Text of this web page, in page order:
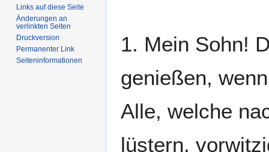
1. Mein Sohn!
genießen,
Alle, welche
lüstern,
Links auf diese Seite
Änderungen an
verlinkten Seiten
Druckversion
Permanenter Link
Seiten­­informationen